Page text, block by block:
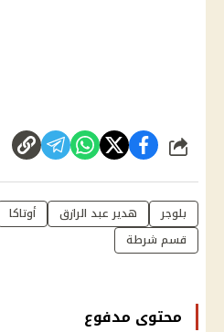
شارك
بلوجر هدير عبد الرازق أوتاكا
قسم شرطة
محتوى مدفوع